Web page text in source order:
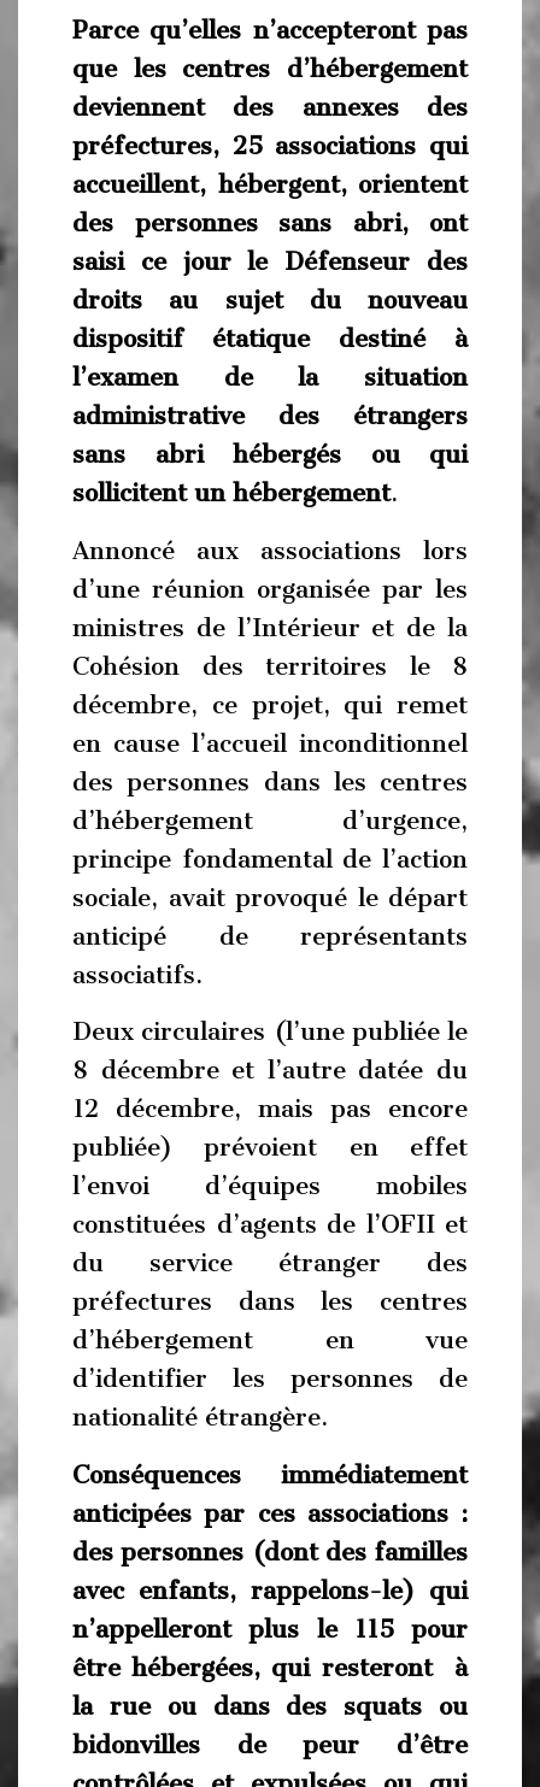
Parce qu’elles n’accepteront pas
que les centres d’hébergement
deviennent des annexes des
préfectures, 25 associations qui
accueillent, hébergent, orientent
des personnes sans abri, ont
saisi ce jour le Défenseur des
droits au sujet du nouveau
dispositif étatique destiné à
l’examen de la situation
administrative des étrangers
sans abri hébergés ou qui
sollicitent un hébergement.
Annoncé aux associations lors
d’une réunion organisée par les
ministres de l’Intérieur et de la
Cohésion des territoires le 8
décembre, ce projet, qui remet
en cause l’accueil inconditionnel
des personnes dans les centres
d’hébergement d’urgence,
principe fondamental de l’action
sociale, avait provoqué le départ
anticipé de représentants
associatifs.
Deux circulaires (l’une publiée le
8 décembre et l’autre datée du
12 décembre, mais pas encore
publiée) prévoient en effet
l’envoi d’équipes mobiles
constituées d’agents de l’OFII et
du service étranger des
préfectures dans les centres
d’hébergement en vue
d’identifier les personnes de
nationalité étrangère.
Conséquences immédiatement
anticipées par ces associations :
des personnes (dont des familles
avec enfants, rappelons-le) qui
n’appelleront plus le 115 pour
être hébergées, qui resteront à
la rue ou dans des squats ou
bidonvilles de peur d’être